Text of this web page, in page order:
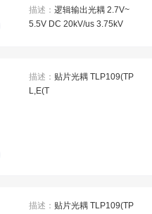
描述： 逻辑输出光耦 2.7V~
5.5V DC 20kV/us 3.75kV
描述： 贴片光耦 TLP109(TP
L,E(T
描述： 贴片光耦 TLP109(TP